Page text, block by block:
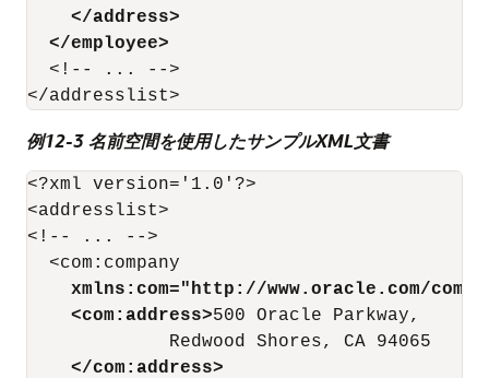
</address>
</employee>
  <!-- ... -->
例12-3 名前空間を使用したサンプルXML文書
<?xml version='1.0'?>
<addresslist>
<!-- ... -->
  <com:company
xmlns:com="http://www.oracle.com/
<com:address>500 Oracle Parkway,
             Redwood Shores, CA 94065
</com:address>